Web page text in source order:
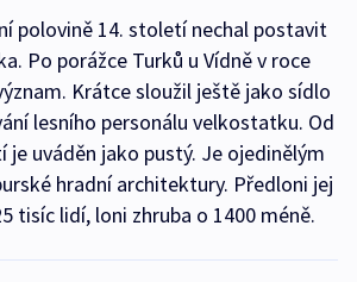
polovině 14. století nechal postavit
Po porážce Turků u Vídně v roce
Krátce sloužil ještě jako sídlo
lesního personálu velkostatku. Od
je uváděn jako pustý. Je ojedinělým
hradní architektury. Předloni jej
tisíc lidí, loni zhruba o 1400 méně.